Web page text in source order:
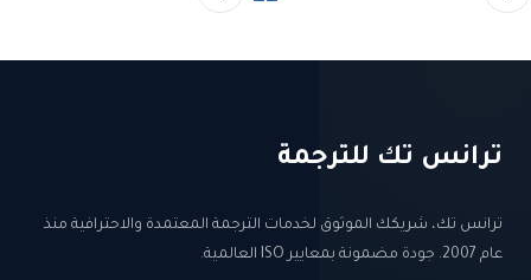
ترانس تك للترجمة
ترانس تك، شريكك الموثوق لخدمات الترجمة المعتمدة والاحترافية منذ
عام 2007. جودة مضمونة بمعايير ISO العالمية.